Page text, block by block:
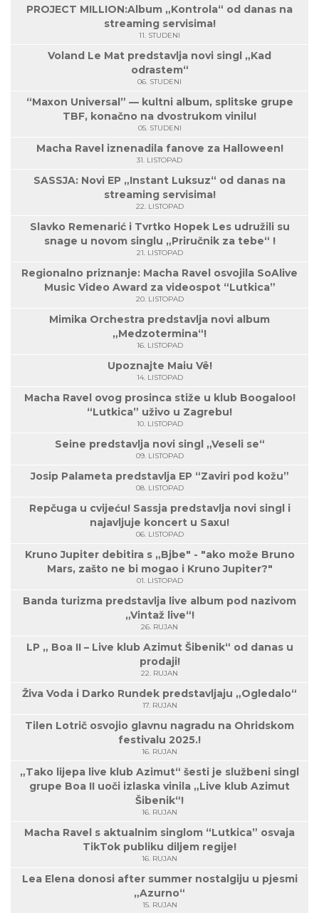
PROJECT MILLION:Album „Kontrola“ od danas na
streaming servisima!
11. STUDENI
Voland Le Mat predstavlja novi singl „Kad
odrastem“
06. STUDENI
“Maxon Universal” — kultni album, splitske grupe
TBF, konačno na dvostrukom vinilu!
05. STUDENI
Macha Ravel iznenadila fanove za Halloween!
31. LISTOPAD
SASSJA: Novi EP „Instant Luksuz“ od danas na
streaming servisima!
22. LISTOPAD
Slavko Remenarić i Tvrtko Hopek Les udružili su
snage u novom singlu „Priručnik za tebe“ !
21. LISTOPAD
Regionalno priznanje: Macha Ravel osvojila SoAlive
Music Video Award za videospot “Lutkica”
20. LISTOPAD
Mimika Orchestra predstavlja novi album
„Medzotermina“!
16. LISTOPAD
Upoznajte Maiu Vë!
14. LISTOPAD
Macha Ravel ovog prosinca stiže u klub Boogaloo!
“Lutkica” uživo u Zagrebu!
10. LISTOPAD
Seine predstavlja novi singl „Veseli se“
09. LISTOPAD
Josip Palameta predstavlja EP “Zaviri pod kožu”
08. LISTOPAD
Repčuga u cvijeću! Sassja predstavlja novi singl i
najavljuje koncert u Saxu!
06. LISTOPAD
Kruno Jupiter debitira s „Bjbe" - "ako može Bruno
Mars, zašto ne bi mogao i Kruno Jupiter?"
01. LISTOPAD
Banda turizma predstavlja live album pod nazivom
„Vintaž live“!
26. RUJAN
LP „ Boa II – Live klub Azimut Šibenik“ od danas u
prodaji!
22. RUJAN
Živa Voda i Darko Rundek predstavljaju „Ogledalo“
17. RUJAN
Tilen Lotrič osvojio glavnu nagradu na Ohridskom
festivalu 2025.!
16. RUJAN
„Tako lijepa live klub Azimut“ šesti je službeni singl
grupe Boa II uoči izlaska vinila „Live klub Azimut
Šibenik“!
16. RUJAN
Macha Ravel s aktualnim singlom “Lutkica” osvaja
TikTok publiku diljem regije!
16. RUJAN
Lea Elena donosi after summer nostalgiju u pjesmi
„Azurno“
15. RUJAN